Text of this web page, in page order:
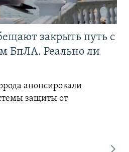
закрыть путь с
БпЛА. Реально ли
анонсировали
защиты от